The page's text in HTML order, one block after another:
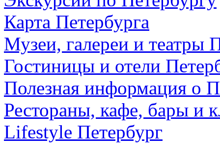
Карта Петербурга
Музеи, галереи и театры
Гостиницы и отели
Полезная информация о
Рестораны, кафе, бары и
Lifestyle Петербург